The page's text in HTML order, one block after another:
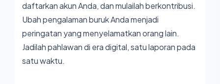
daftarkan akun Anda, dan mulailah berkontribusi.
Ubah pengalaman buruk Anda menjadi
peringatan yang menyelamatkan orang lain.
Jadilah pahlawan di era digital, satu laporan pada
satu waktu.